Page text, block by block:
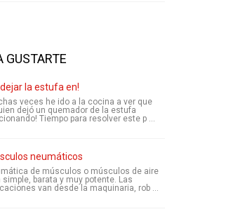
GUSTARTE
dejar la estufa en!
veces he ido a la cocina a ver que
dejó un quemador de la estufa
Tiempo para resolver este p ...
neumáticos
de músculos o músculos de aire
simple, barata y muy potente. Las
van desde la maquinaria, rob ...